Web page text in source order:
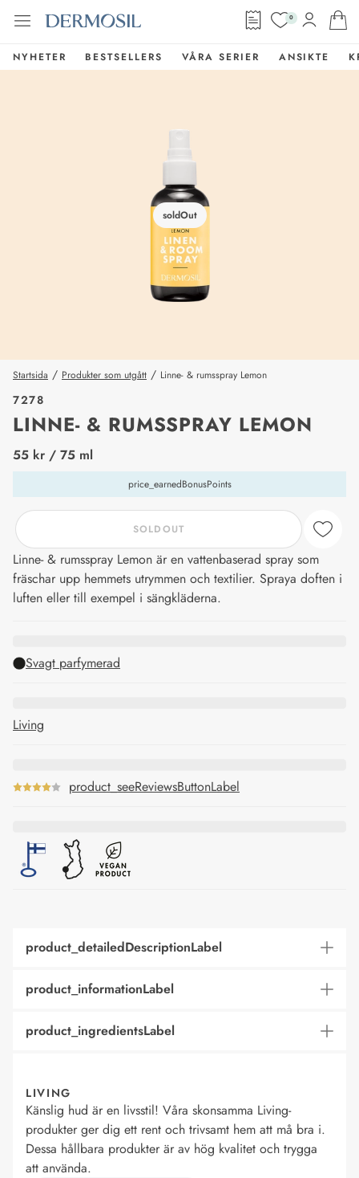
0
NYHETER BESTSELLERS VÅRA SERIER ANSIKTE
soldOut
Startsida / Produkter som utgått / Linne- & rumsspray Lemon
7278
LINNE- & RUMSSPRAY LEMON
price_label
55 kr / 75 ml
price_earnedBonusPoints
SOLDOUT
Linne- & rumsspray Lemon är en vattenbaserad spray som
fräschar upp hemmets utrymmen och textilier. Spraya doften i
luften eller till exempel i sängkläderna.
Svagt parfymerad
Living
product_seeReviewsButtonLabel
product_detailedDescriptionLabel
product_informationLabel
product_ingredientsLabel
LIVING
Känslig hud är en livsstil! Våra skonsamma Living-
produkter ger dig ett rent och trivsamt hem att må bra i.
Dessa hållbara produkter är av hög kvalitet och trygga
att använda.